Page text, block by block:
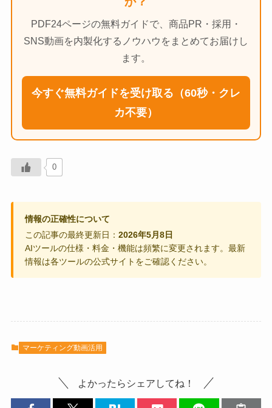
PDF24ページの無料ガイドで、商品PR・採用・
SNS動画を内製化するノウハウをまとめてお届けし
ます。
今すぐ無料ガイドを受け取る（60秒・クレ
カ不要）
0
情報の正確性について
この記事の最終更新日：2026年5月8日
AIツールの仕様・料金・機能は頻繁に変更されます。最新
情報は各ツールの公式サイトをご確認ください。
マーケティング動画活用
よかったらシェアしてね！